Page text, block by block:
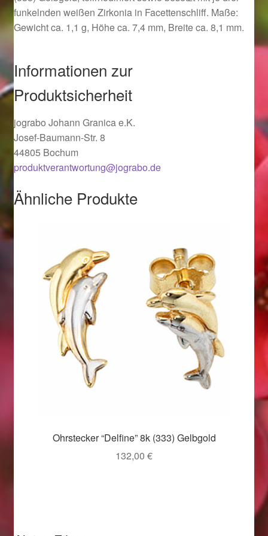
Ostergeschenke finden für Ostern 2019
Ostergeschenke finden für Ostern 2021
Partner
Shop
Startseite
Startseite
Valentinstag
Valentinstag 2016
Valentinstag Geschenke
Vertrag widerrufen
Weihnachtsangebote 2016
funkelnden weißen Zirkonia in Facettenschliff. Maße:
Gewicht ca. 1,1 g, Höhe ca. 7,4 mm, Breite ca. 8,1 mm.
Informationen zur
Produktsicherheit
jograbo Johann Granica e.K.
Josef-Baumann-Str. 8
44805 Bochum
produktverantwortung@jograbo.de
Ähnliche Produkte
Ohrstecker “Delfine” 8k (333) Gelbgold
132,00 €